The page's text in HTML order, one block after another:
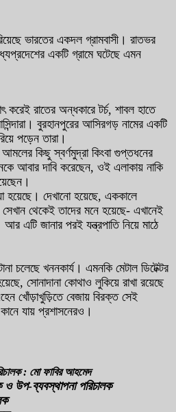
ভারতের একদল গ্রামবাসী। রাতভর
একটি গ্রামে ঘটেছে এমন
করেই রাতের অন্ধকারে টর্চ, শাবল হাতে
বুরহানপুরের আসিরগড় নামের একটি
পড়েন তারা।
কিছু স্বর্ণমুদ্রা কিংবা গুপ্তধনের
আবার দাবি করেছেন, ওই এলাকায় নাকি
হয়েছে। দেখানো হয়েছে, এককালে
থেকেই তাদের মনে হয়েছে- এখানেই
এটি জানার পরই যন্ত্রপাতি নিয়ে মাঠে
চলেছে খননকার্য। এমনকি মেটাল ডিটেক্টর
সোনাদানা কোথাও লুকিয়ে রাখা রয়েছে
খোঁড়াখুড়িতে বেজায় বিরক্ত সেই
যায় প্রশাসনেরও।
: মো ফাবির আহমেদ
উপ-ব্যবস্থাপনা পরিচালক